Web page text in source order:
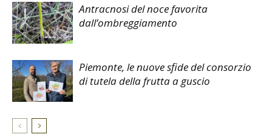
Antracnosi del noce favorita
dall’ombreggiamento
Piemonte, le nuove sfide del consorzio
di tutela della frutta a guscio